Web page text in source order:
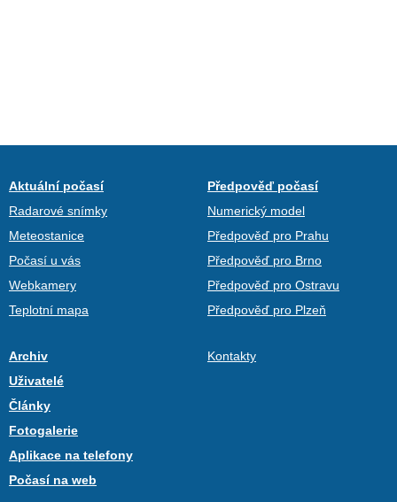
Aktuální počasí
Radarové snímky
Meteostanice
Počasí u vás
Webkamery
Teplotní mapa
Předpověď počasí
Numerický model
Předpověď pro Prahu
Předpověď pro Brno
Předpověď pro Ostravu
Předpověď pro Plzeň
Archiv
Uživatelé
Články
Fotogalerie
Aplikace na telefony
Počasí na web
Kontakty